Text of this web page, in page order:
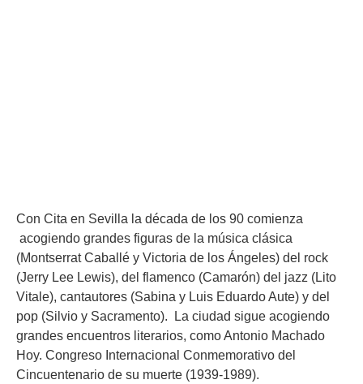
Con Cita en Sevilla la década de los 90 comienza
acogiendo grandes figuras de la música clásica
(Montserrat Caballé y Victoria de los Ángeles) del rock
(Jerry Lee Lewis), del flamenco (Camarón) del jazz (Lito
Vitale), cantautores (Sabina y Luis Eduardo Aute) y del
pop (Silvio y Sacramento). La ciudad sigue acogiendo
grandes encuentros literarios, comoAntonio Machado
Hoy. Congreso Internacional Conmemorativo del
Cincuentenario de su muerte (1939-1989).